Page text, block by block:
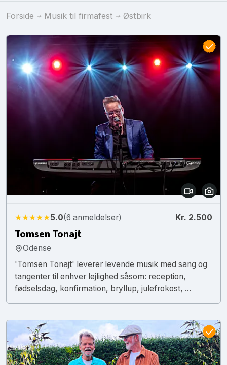
Forside Musik til firmafest Østbirk
★★★★★5.0(6 anmeldelser) Kr. 2.500
Tomsen Tonajt
Odense
'Tomsen Tonajt' leverer levende musik med sang og
tangenter til enhver lejlighed såsom: reception,
fødselsdag, konfirmation, bryllup, julefrokost, ...